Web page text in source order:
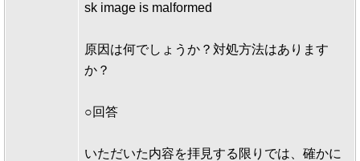
sk image is malformed
原因は何でしょうか？対処方法はあります
か？
○回答
いただいた内容を拝見する限りでは、確かに